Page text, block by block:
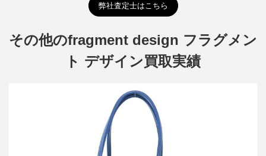
弊社査定士はこちら
その他のfragment design フラグメン
ト デザイン買取実績